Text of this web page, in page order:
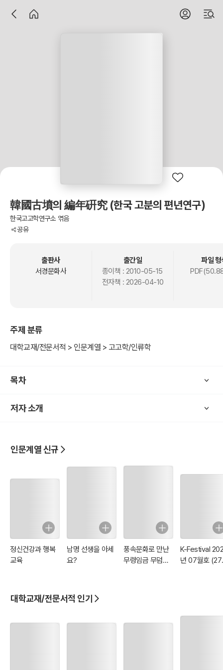
韓國古墳의 編年硏究 (한국 고분의 편년연구)
한국고고학연구소 엮음
공유
출판사
서경문화사
출간일
종이책 : 2010-05-15
전자책 : 2026-04-10
파일 형
주제 분류
대학교재/전문서적 > 인문계열 > 고고학/인류학
목차
저자 소개
인문계열 신규
정신건강과 행복
교육
남명 선생을 아세
요?
풍속문화로 만난
무령임금 무덤의
K-Festival
년 07월호
대학교재/전문서적 인기